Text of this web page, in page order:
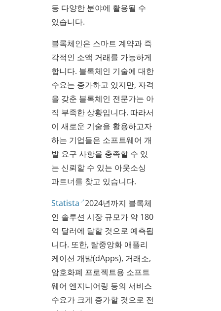
등 다양한 분야에 활용될 수
있습니다.
블록체인은 스마트 계약과 즉
각적인 소액 거래를 가능하게
합니다. 블록체인 기술에 대한
수요는 증가하고 있지만, 자격
을 갖춘 블록체인 전문가는 아
직 부족한 상황입니다. 따라서
이 새로운 기술을 활용하고자
하는 기업들은 소프트웨어 개
발 요구 사항을 충족할 수 있
는 신뢰할 수 있는 아웃소싱
파트너를 찾고 있습니다.
Statista 2024년까지 블록체
인 솔루션 시장 규모가 약 180
억 달러에 달할 것으로 예측됩
니다. 또한, 탈중앙화 애플리
케이션 개발(dApps), 거래소,
암호화폐 프로젝트용 소프트
웨어 엔지니어링 등의 서비스
수요가 크게 증가할 것으로 전